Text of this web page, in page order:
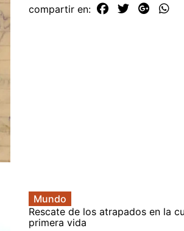
compartir en:
Mundo
Rescate de los atrapados en la
primera vida